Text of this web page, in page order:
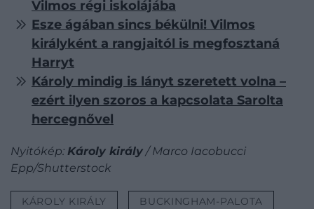
Vilmos régi iskolájába
Esze ágában sincs békülni! Vilmos
királyként a rangjaitól is megfosztaná
Harryt
Károly mindig is lányt szeretett volna –
ezért ilyen szoros a kapcsolata Sarolta
hercegnővel
Nyitókép: Károly király/ Marco Iacobucci
Epp/Shutterstock
KÁROLY KIRÁLY BUCKINGHAM-PALOTA